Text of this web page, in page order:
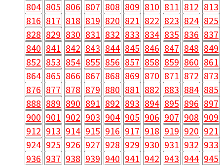
804 805 806 807 808 809 810 811 812 813
816 817 818 819 820 821 822 823 824 825
828 829 830 831 832 833 834 835 836 837
840 841 842 843 844 845 846 847 848 849
852 853 854 855 856 857 858 859 860 861
864 865 866 867 868 869 870 871 872 873
876 877 878 879 880 881 882 883 884 885
888 889 890 891 892 893 894 895 896 897
900 901 902 903 904 905 906 907 908 909
912 913 914 915 916 917 918 919 920 921
924 925 926 927 928 929 930 931 932 933
936 937 938 939 940 941 942 943 944 945